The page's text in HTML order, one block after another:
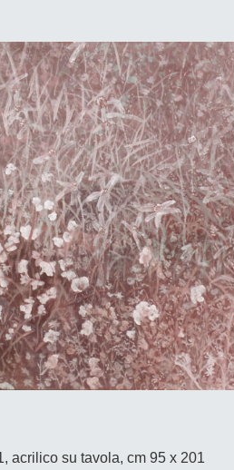
acrilico su tavola, cm 95 x 201